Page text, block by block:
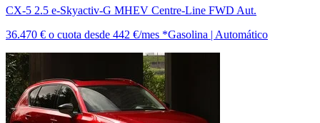
CX-5 2.5 e-Skyactiv-G MHEV Centre-Line FWD Aut.
36.470 € o cuota desde 442 €/mes *Gasolina | Automático